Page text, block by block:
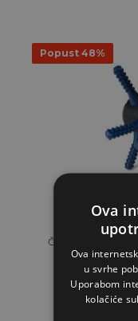
Popust 48%
Čupač za veću
Ova
Ova
u svrhe
Uporabom
kolačiće